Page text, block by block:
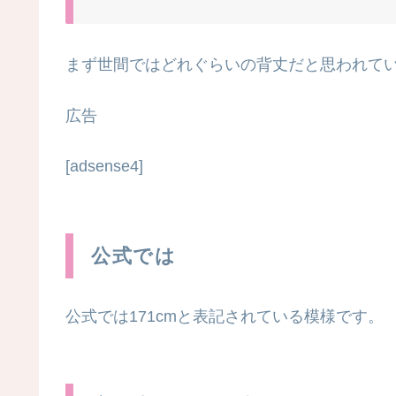
まず世間ではどれぐらいの背丈だと思われて
広告
[adsense4]
公式では
公式では171cm と表記されている模様です。